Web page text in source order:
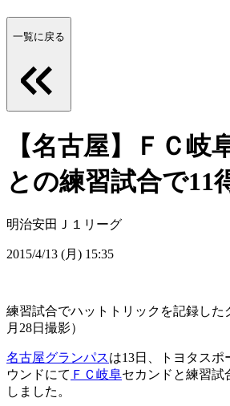
一覧に戻る
【名古屋】ＦＣ岐
との練習試合で11
明治安田Ｊ１リーグ
2015/4/13 (月) 15:35
練習試合でハットトリックを記録した
月28日撮影）
名古屋グランパスは13日、トヨタスポ
ウンドにて ＦＣ岐阜セカンドと練習試
しました。